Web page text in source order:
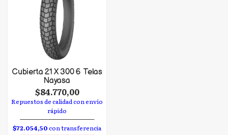
Cubierta 21 X 300 6 Telas
Nayasa
$84.770,00
Repuestos de calidad con envío
rápido
$72.054,50con transferencia